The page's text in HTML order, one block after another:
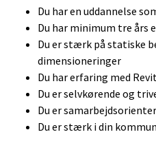
Du har en uddannelse
Du har minimum tre års
Du er stærk på statiske
dimensioneringer
Du har erfaring med
Du er selvkørende og
Du er
Du er stærk i din